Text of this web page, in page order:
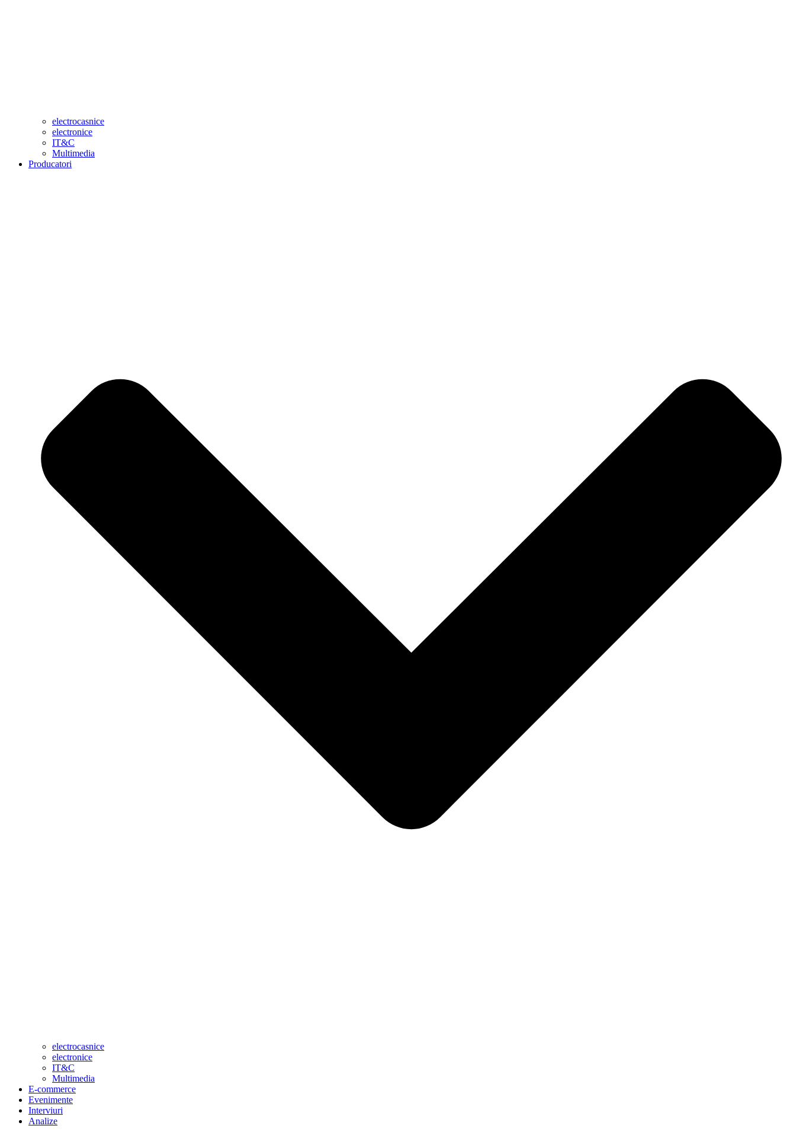
electrocasnice
electronice
IT&C
Multimedia
Producatori
electrocasnice
electronice
IT&C
Multimedia
E-commerce
Evenimente
Interviuri
Analize